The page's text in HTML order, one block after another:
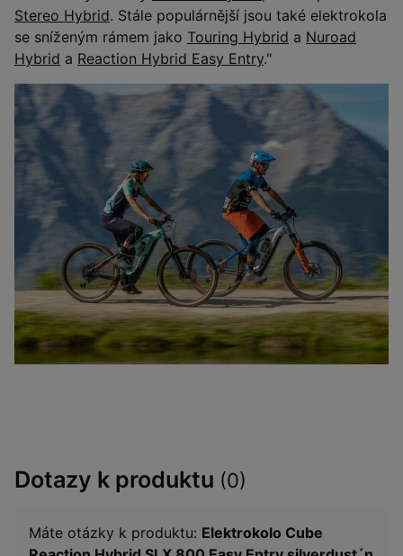
Stereo Hybrid. Stále populárnější jsou také elektrokola
se sníženým rámem jako Touring Hybrid a Nuroad
Hybrid a Reaction Hybrid Easy Entry."
Dotazy k produktu (0)
Máte otázky k produktu: Elektrokolo Cube